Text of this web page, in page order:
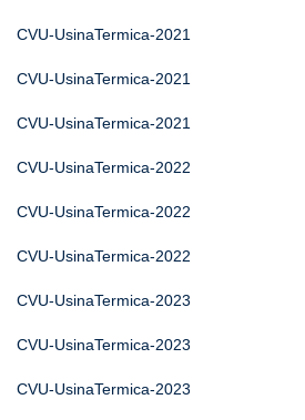
CVU-UsinaTermica-2021
CVU-UsinaTermica-2021
CVU-UsinaTermica-2021
CVU-UsinaTermica-2022
CVU-UsinaTermica-2022
CVU-UsinaTermica-2022
CVU-UsinaTermica-2023
CVU-UsinaTermica-2023
CVU-UsinaTermica-2023